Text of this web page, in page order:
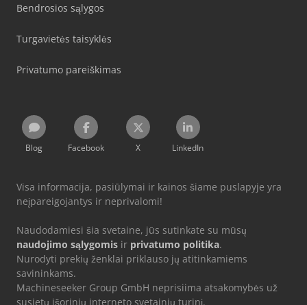
Bendrosios sąlygos
Turgavietės taisyklės
Privatumo pareiškimas
Blog Facebook X LinkedIn
Visa informacija, pasiūlymai ir kainos šiame puslapyje yra
neįpareigojantys ir neprivalomi!
Naudodamiesi šia svetaine, jūs sutinkate su mūsų
naudojimo sąlygomis ir privatumo politika.
Nurodyti prekių ženklai priklauso jų atitinkamiems
savininkams.
Machineseeker Group GmbH neprisiima atsakomybės už
susietų išorinių interneto svetainių turinį.